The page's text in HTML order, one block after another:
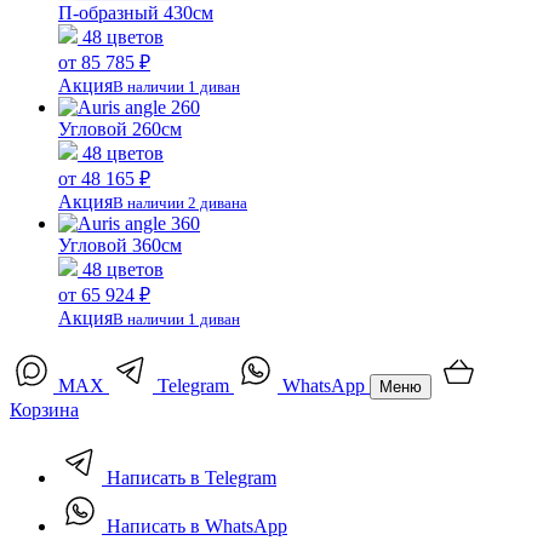
П-образный 430см
48 цветов
от 85 785 ₽
АкцияВ наличии 1 диван
Угловой 260см
48 цветов
от 48 165 ₽
АкцияВ наличии 2 дивана
Угловой 360см
48 цветов
от 65 924 ₽
АкцияВ наличии 1 диван
MAX Telegram WhatsApp Меню
Корзина
Написать в Telegram
Написать в WhatsApp